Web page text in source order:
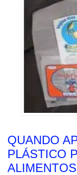
QUANDO
PLÁSTICO
ALIMENTOS